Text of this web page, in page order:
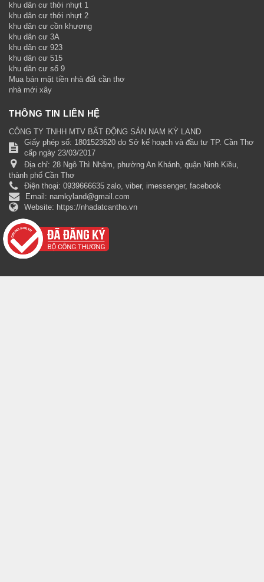
khu dân cư thới nhựt 1
khu dân cư thới nhựt 2
khu dân cư cồn khương
khu dân cư 3A
khu dân cư 923
khu dân cư 515
khu dân cư số 9
Mua bán mặt tiền nhà đất cần thơ
nhà mới xây
THÔNG TIN LIÊN HỆ
CÔNG TY TNHH MTV BẤT ĐỘNG SẢN NAM KỲ LAND
Giấy phép số: 1801523620 do Sở kế hoạch và đầu tư TP. Cần Thơ
cấp ngày 23/03/2017
Địa chỉ: 28 Ngô Thì Nhậm, phường An Khánh, quận Ninh Kiều,
thành phố Cần Thơ
Điện thoại: 0939666635 zalo, viber, imessenger, facebook
Email: namkyland@gmail.com
Website: https://nhadatcantho.vn